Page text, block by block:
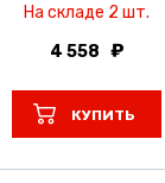
На складе 2 шт.
4 558
КУПИТЬ